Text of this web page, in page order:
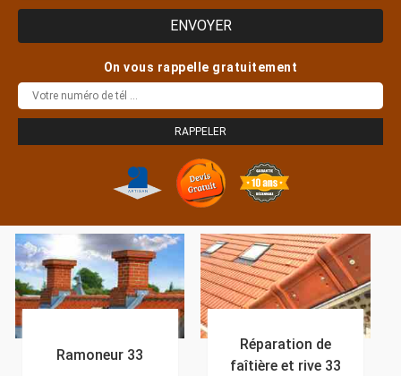
On vous rappelle gratuitement
Ramoneur 33
Réparation de
faîtière et rive 33